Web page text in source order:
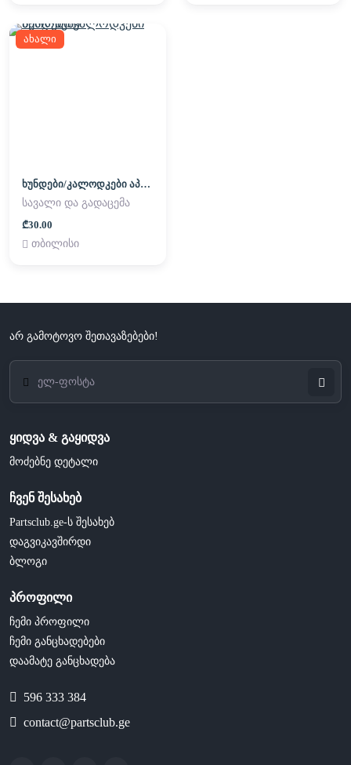
ახალი
ხუნდები/კალოდკები აპორნები
სავალი და გადაცემა
₾30.00
თბილისი
არ გამოტოვო შეთავაზებები!
ყიდვა & გაყიდვა
მოძებნე დეტალი
ჩვენ შესახებ
Partsclub.ge-ს შესახებ
დაგვიკავშირდი
ბლოგი
პროფილი
ჩემი პროფილი
ჩემი განცხადებები
დაამატე განცხადება
596 333 384
contact@partsclub.ge